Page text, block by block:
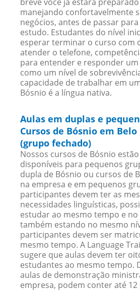
manejando confortavelmente
negócios, antes de passar
estudo. Estudantes do nível
esperar terminar o curso com
atender o telefone,
para entender e responder um
como um nível de
capacidade de trabalhar em
Bósnio é a língua nativa.
Aulas em duplas e
Cursos de Bósnio em
(grupo fechado)
Nossos cursos de Bósnio
disponíveis para pequenos
dupla de Bósnio ou cursos de
na empresa e em pequenos
participantes devem ter as
necessidades linguísticas,
estudar ao mesmo tempo e
também estando no mesmo
participantes devem ser
mesmo tempo. A Language
sugere que aulas devem ter
estudantes ao mesmo tempo.
aulas de demonstração
empresa, podem conter até